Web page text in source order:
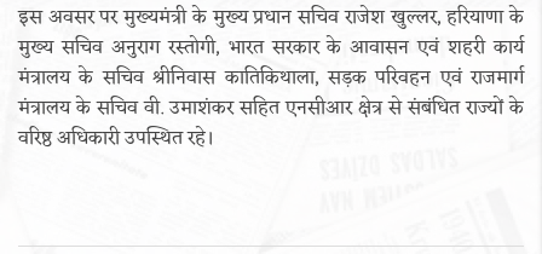
इस अवसर पर मुख्यमंत्री के मुख्य प्रधान सचिव राजेश खुल्लर, हरियाणा के
मुख्य सचिव अनुराग रस्तोगी, भारत सरकार के आवासन एवं शहरी कार्य
मंत्रालय के सचिव श्रीनिवास कातिकिथाला, सड़क परिवहन एवं राजमार्ग
मंत्रालय के सचिव वी. उमाशंकर सहित एनसीआर क्षेत्र से संबंधित राज्यों के
वरिष्ठ अधिकारी उपस्थित रहे।